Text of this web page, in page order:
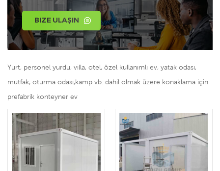
BIZE ULAŞIN
Yurt, personel yurdu, villa, otel, özel kullanımlı ev, yatak odası,
mutfak, oturma odası,kamp vb. dahil olmak üzere konaklama için
prefabrik konteyner ev